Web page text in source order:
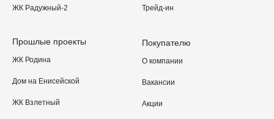
ЖК Радужный-2
Прошлые проекты
ЖК Родина
Дом на Енисейской
ЖК Взлетный
Трейд-ин
Покупателю
О компании
Вакансии
Акции